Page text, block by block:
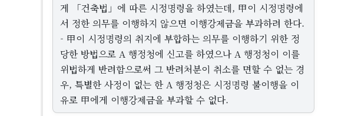
게 「건축법」에 따른 시정명령을 하였는데, 甲이 시정명령에
서 정한 의무를 이행하지 않으면 이행강제금을 부과하려 한다.
- 甲이 시정명령의 취지에 부합하는 의무를 이행하기 위한 정
당한 방법으로 A 행정청에 신고를 하였으나 A 행정청이 이를
위법하게 반려함으로써 그 반려처분이 취소를 면할 수 없는 경
우, 특별한 사정이 없는 한 A 행정청은 시정명령 불이행을 이
유로 甲에게 이행강제금을 부과할 수 없다.